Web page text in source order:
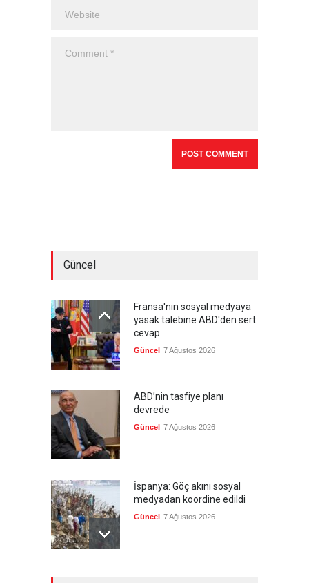
Güncel
Fransa'nın sosyal medyaya
yasak talebine ABD'den sert
cevap
Güncel 7 Ağustos 2026
ABD’nin tasfiye planı
devrede
Güncel 7 Ağustos 2026
İspanya: Göç akını sosyal
medyadan koordine edildi
Güncel 7 Ağustos 2026